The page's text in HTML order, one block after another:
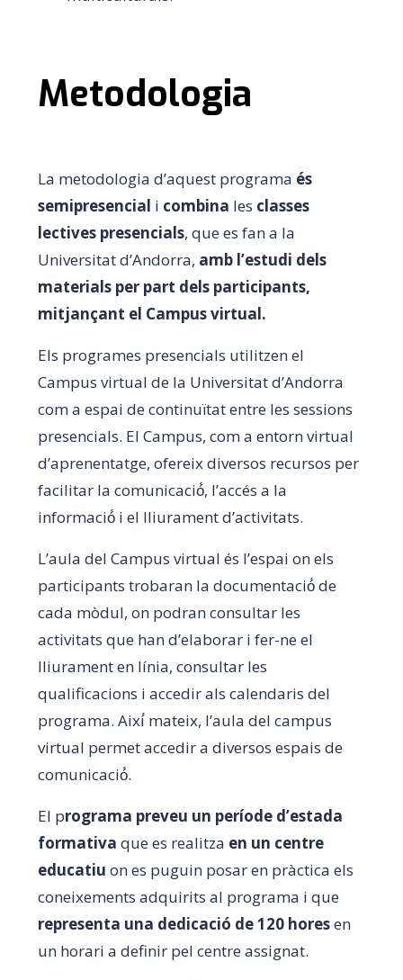
Metodologia
La metodologia d’aquest programa és
semipresencial i combina les classes
lectives presencials, que es fan a la
Universitat d’Andorra, amb l’estudi dels
materials per part dels participants,
mitjançant el Campus virtual.
Els programes presencials utilitzen el
Campus virtual de la Universitat d’Andorra
com a espai de continuïtat entre les sessions
presencials. El Campus, com a entorn virtual
d’aprenentatge, ofereix diversos recursos per
facilitar la comunicació́, l’accés a la
informació́ i el lliurament d’activitats.
L’aula del Campus virtual és l’espai on els
participants trobaran la documentació́ de
cada mòdul, on podran consultar les
activitats que han d’elaborar i fer-ne el
lliurament en línia, consultar les
qualificacions i accedir als calendaris del
programa. Així́ mateix, l’aula del campus
virtual permet accedir a diversos espais de
comunicació́.
El programa preveu un període d’estada
formativa que es realitza en un centre
educatiu on es puguin posar en pràctica els
coneixements adquirits al programa i que
representa una dedicació de 120 horesen
un horari a definir pel centre assignat.